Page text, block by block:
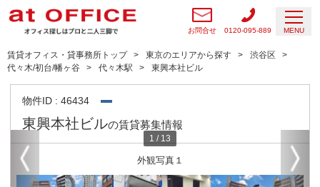
お問合せ 0120-095-889 MENU
賃貸オフィス・貸事務所トップ 東京のエリアから探す
渋谷区
代々木/初台/幡ヶ谷
代々木駅 東興本社ビル
物件ID : 46434
東興本社ビルの賃貸募集情報
外観写真１
1 / 13